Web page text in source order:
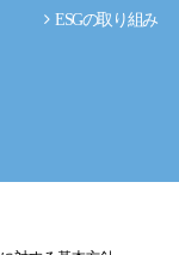
ESGの取り組み